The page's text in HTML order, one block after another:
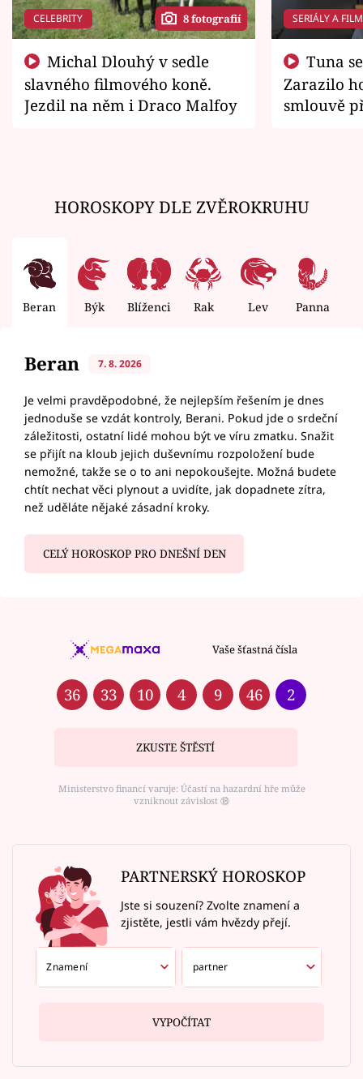
CELEBRITY 8 fotografií
slavného filmového koně.
Jezdil na něm i Draco Malfoy
SERIÁLY A
Zarazilo
smlouvě
HOROSKOPY DLE ZVĚROKRUHU
Beran Býk Blíženci Rak Lev Panna
Beran 7. 8. 2026
Je velmi pravděpodobné, že nejlepším řešením je dnes
jednoduše se vzdát kontroly, Berani. Pokud jde o srdeční
záležitosti, ostatní lidé mohou být ve víru zmatku. Snažit
se přijít na kloub jejich duševnímu rozpoložení bude
nemožné, takže se o to ani nepokoušejte. Možná budete
chtít nechat věci plynout a uvidíte, jak dopadnete zítra,
než uděláte nějaké zásadní kroky.
CELÝ HOROSKOP PRO DNEŠNÍ DEN
Vaše šťastná čísla
36 33 10 4 9 46 2
ZKUSTE ŠTĚSTÍ
Ministerstvo financí varuje: Účastí na hazardní hře může
vzniknout závislost ⑱
PARTNERSKÝ HOROSKOP
Jste si souzení? Zvolte znamení a
zjistěte, jestli vám hvězdy přejí.
VYPOČÍTAT